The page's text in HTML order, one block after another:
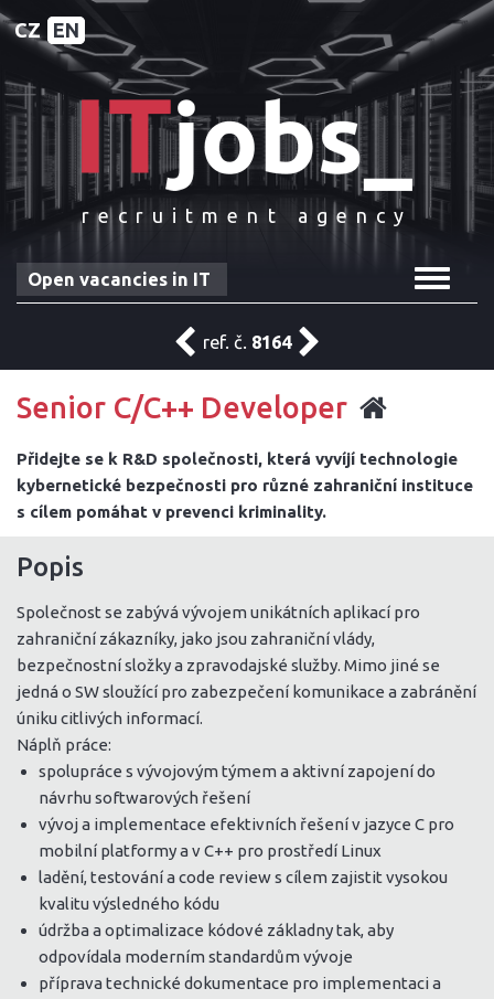
CZ EN
recruitment agency
Toggle
Open vacancies in IT
ref. č. 8164
Senior C/C++ Developer
Přidejte se k R&D společnosti, která vyvíjí technologie
kybernetické bezpečnosti pro různé zahraniční instituce
s cílem pomáhat v prevenci kriminality.
Popis
Společnost se zabývá vývojem unikátních aplikací pro
zahraniční zákazníky, jako jsou zahraniční vlády,
bezpečnostní složky a zpravodajské služby. Mimo jiné se
jedná o SW sloužící pro zabezpečení komunikace a zabránění
úniku citlivých informací.
Náplň práce:
spolupráce s vývojovým týmem a aktivní zapojení do
návrhu softwarových řešení
vývoj a implementace efektivních řešení v jazyce C pro
mobilní platformy a v C++ pro prostředí Linux
ladění, testování a code review s cílem zajistit vysokou
kvalitu výsledného kódu
údržba a optimalizace kódové základny tak, aby
odpovídala moderním standardům vývoje
příprava technické dokumentace pro implementaci a